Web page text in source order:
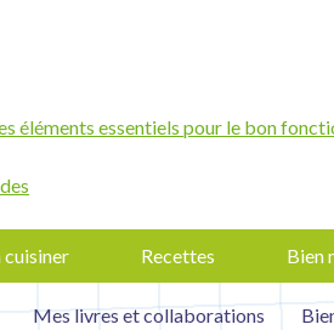
éléments essentiels pour le bon
cuisiner Recettes Bien
Mes livres et collaborations